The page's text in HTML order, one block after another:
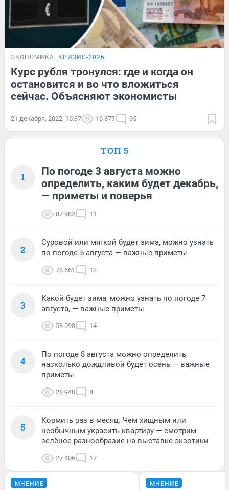
ЭКОНОМИКА КРИЗИС-2026
Курс рубля тронулся: где и когда он
остановится и во что вложиться
сейчас. Объясняют экономисты
21 декабря, 2022, 16:37 16 377 95
ТОП 5
1
По погоде 3 августа можно
определить, каким будет декабрь,
— приметы и поверья
87 982 11
2
Суровой или мягкой будет зима, можно узнать
по погоде 5 августа — важные приметы
78 661 12
3
Какой будет зима, можно узнать по погоде 7
августа, — важные приметы
58 098 14
4
По погоде 8 августа можно определить,
насколько дождливой будет осень — важные
приметы
28 940 8
5
Кормить раз в месяц. Чем хищным или
необычным украсить квартиру — смотрим
зелёное разнообразие на выставке экзотики
27 406 17
МНЕНИЕ МНЕНИЕ